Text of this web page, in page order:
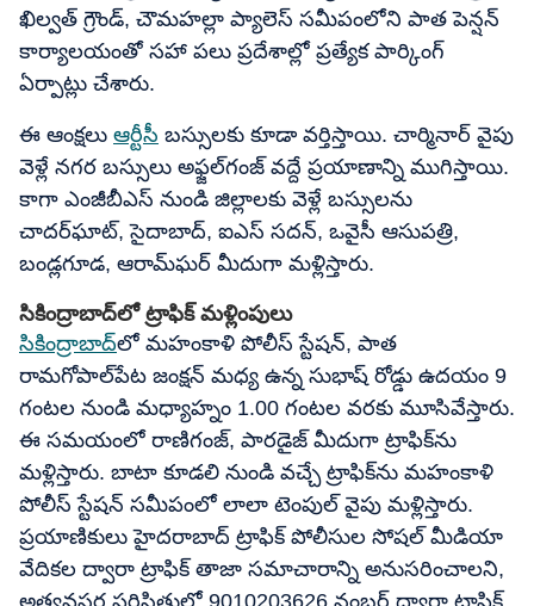
ఖిల్వత్ గ్రౌండ్, చౌమహల్లా ప్యాలెస్ సమీపంలోని పాత పెన్షన్
కార్యాలయంతో సహా పలు ప్రదేశాల్లో ప్రత్యేక పార్కింగ్
ఏర్పాట్లు చేశారు.
ఈ ఆంక్షలు ఆర్టీసీ బస్సులకు కూడా వర్తిస్తాయి. చార్మినార్ వైపు
వెళ్లే నగర బస్సులు అఫ్జల్‌గంజ్ వద్దే ప్రయాణాన్ని ముగిస్తాయి.
కాగా ఎంజీబీఎస్ నుండి జిల్లాలకు వెళ్లే బస్సులను
చాదర్‌ఘాట్, సైదాబాద్, ఐఎస్ సదన్, ఒవైసీ ఆసుపత్రి,
బండ్లగూడ, ఆరామ్‌ఘర్ మీదుగా మళ్లిస్తారు.
సికింద్రాబాద్‌లో ట్రాఫిక్ మళ్లింపులు
సికింద్రాబాద్‌లో మహంకాళి పోలీస్ స్టేషన్, పాత
రామగోపాల్‌పేట జంక్షన్ మధ్య ఉన్న సుభాష్ రోడ్డు ఉదయం 9
గంటల నుండి మధ్యాహ్నం 1.00 గంటల వరకు మూసివేస్తారు.
ఈ సమయంలో రాణిగంజ్, పారడైజ్ మీదుగా ట్రాఫిక్‌ను
మళ్లిస్తారు. బాటా కూడలి నుండి వచ్చే ట్రాఫిక్‌ను మహంకాళి
పోలీస్ స్టేషన్ సమీపంలో లాలా టెంపుల్ వైపు మళ్లిస్తారు.
ప్రయాణికులు హైదరాబాద్ ట్రాఫిక్ పోలీసుల సోషల్ మీడియా
వేదికల ద్వారా ట్రాఫిక్ తాజా సమాచారాన్ని అనుసరించాలని,
అత్యవసర పరిస్థితుల్లో 9010203626 నంబర్ ద్వారా ట్రాఫిక్